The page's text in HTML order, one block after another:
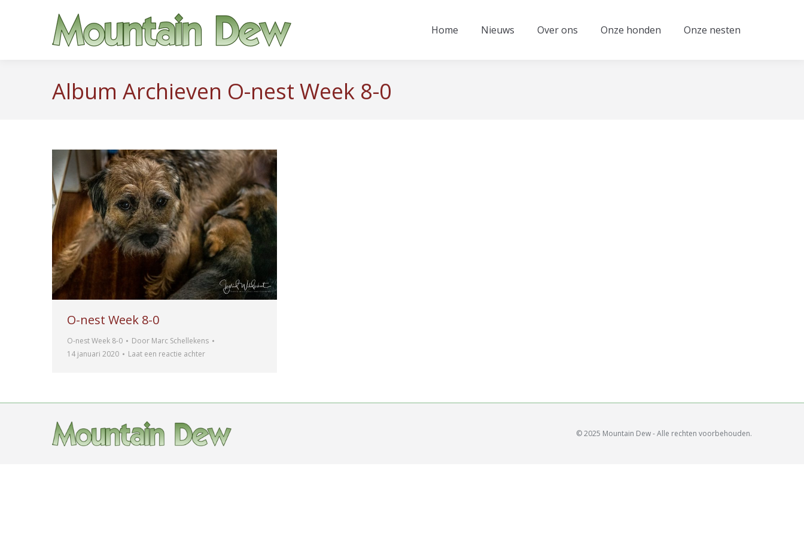
Home Nieuws Over ons Onze honden Onze nesten
Album Archieven O-nest Week 8-0
O-nest Week 8-0
O-nest Week 8-0 Door Marc Schellekens
14 januari 2020
Laat een reactie achter
© 2025 Mountain Dew - Alle rechten voorbehouden.